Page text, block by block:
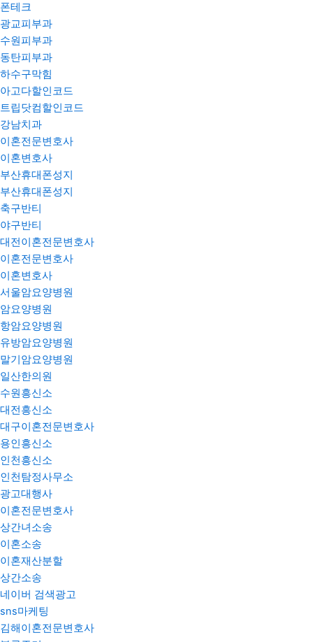
폰테크
광교피부과
수원피부과
동탄피부과
하수구막힘
아고다할인코드
트립닷컴할인코드
강남치과
이혼전문변호사
이혼변호사
부산휴대폰성지
부산휴대폰성지
축구반티
야구반티
대전이혼전문변호사
이혼전문변호사
이혼변호사
서울암요양병원
암요양병원
항암요양병원
유방암요양병원
말기암요양병원
일산한의원
수원흥신소
대전흥신소
대구이혼전문변호사
용인흥신소
인천흥신소
인천탐정사무소
광고대행사
이혼전문변호사
상간녀소송
이혼소송
이혼재산분할
상간소송
네이버 검색광고
sns마케팅
김해이혼전문변호사